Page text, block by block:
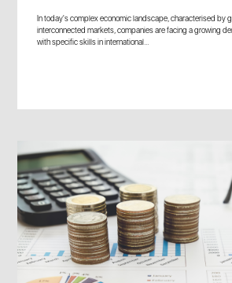
In today's complex economic landscape, characterised by
interconnected markets, companies are facing a growing
with specific skills in international...